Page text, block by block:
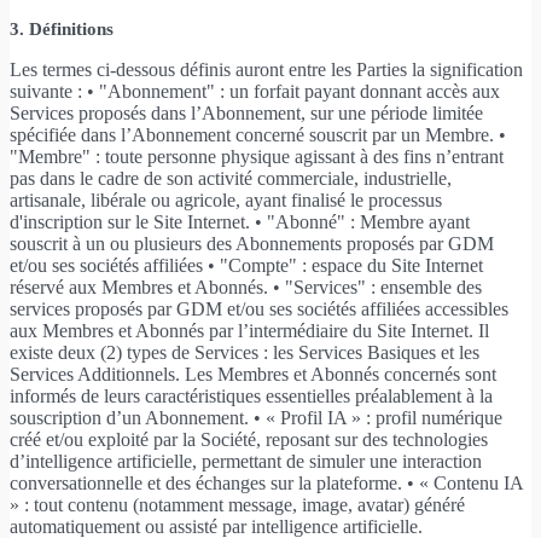
3. Définitions
Les termes ci-dessous définis auront entre les Parties la signification
suivante : • "Abonnement" : un forfait payant donnant accès aux
Services proposés dans l’Abonnement, sur une période limitée
spécifiée dans l’Abonnement concerné souscrit par un Membre. •
"Membre" : toute personne physique agissant à des fins n’entrant
pas dans le cadre de son activité commerciale, industrielle,
artisanale, libérale ou agricole, ayant finalisé le processus
d'inscription sur le Site Internet. • "Abonné" : Membre ayant
souscrit à un ou plusieurs des Abonnements proposés par GDM
et/ou ses sociétés affiliées • "Compte" : espace du Site Internet
réservé aux Membres et Abonnés. • "Services" : ensemble des
services proposés par GDM et/ou ses sociétés affiliées accessibles
aux Membres et Abonnés par l’intermédiaire du Site Internet. Il
existe deux (2) types de Services : les Services Basiques et les
Services Additionnels. Les Membres et Abonnés concernés sont
informés de leurs caractéristiques essentielles préalablement à la
souscription d’un Abonnement. • « Profil IA » : profil numérique
créé et/ou exploité par la Société, reposant sur des technologies
d’intelligence artificielle, permettant de simuler une interaction
conversationnelle et des échanges sur la plateforme. • « Contenu IA
» : tout contenu (notamment message, image, avatar) généré
automatiquement ou assisté par intelligence artificielle.